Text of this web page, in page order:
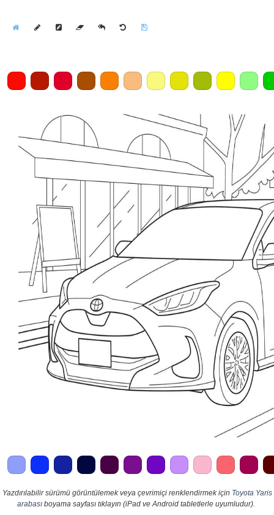
Yazdırılabilir sürümü görüntülemek veya çevrimiçi renklendirmek için Toyota Yaris
arabası boyama sayfası tıklayın (iPad ve Android tabletlerle uyumludur).